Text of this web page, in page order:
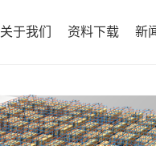
关于我们 资料下载 新